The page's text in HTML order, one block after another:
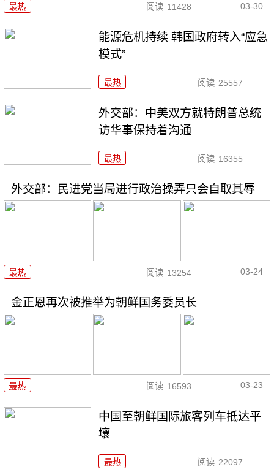
最热 阅读 11428 03-30
能源危机持续 韩国政府转入“应急
模式”
最热 阅读 25557
外交部：中美双方就特朗普总统
访华事保持着沟通
最热 阅读 16355
外交部：民进党当局进行政治操弄只会自取其辱
最热 阅读 13254 03-24
金正恩再次被推举为朝鲜国务委员长
最热 阅读 16593 03-23
中国至朝鲜国际旅客列车抵达平
壤
最热 阅读 22097